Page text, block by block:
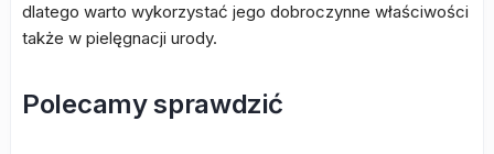
dlatego warto wykorzystać jego dobroczynne właściwości
także w pielęgnacji urody.
Polecamy sprawdzić